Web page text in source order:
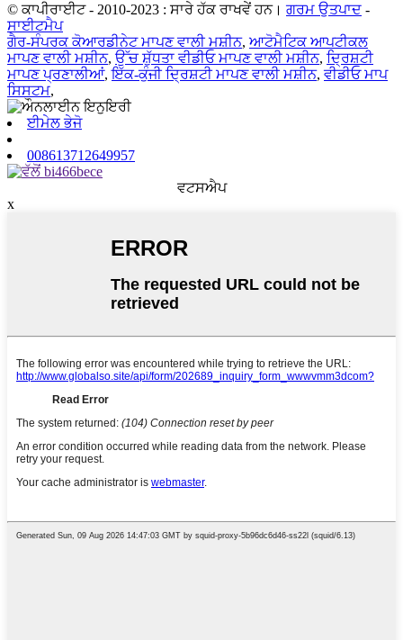
© ਕਾਪੀਰਾਈਟ - 2010-2023 : ਸਾਰੇ ਹੱਕ ਰਾਖਵੇਂ ਹਨ। ਗਰਮ ਉਤਪਾਦ -
ਸਾਈਟਮੈਪ
ਗੈਰ-ਸੰਪਰਕ ਕੋਆਰਡੀਨੇਟ ਮਾਪਣ ਵਾਲੀ ਮਸ਼ੀਨ, ਆਟੋਮੈਟਿਕ ਆਪਟੀਕਲ
ਮਾਪਣ ਵਾਲੀ ਮਸ਼ੀਨ, ਉੱਚ ਸ਼ੁੱਧਤਾ ਵੀਡੀਓ ਮਾਪਣ ਵਾਲੀ ਮਸ਼ੀਨ, ਦ੍ਰਿਸ਼ਟੀ
ਮਾਪਣ ਪ੍ਰਣਾਲੀਆਂ,ਇੱਕ-ਕੁੰਜੀ ਦ੍ਰਿਸ਼ਟੀ ਮਾਪਣ ਵਾਲੀ ਮਸ਼ੀਨ, ਵੀਡੀਓ ਮਾਪ
ਸਿਸਟਮ,
ਈਮੇਲ ਭੇਜੋ
008613712649957
ਵਟਸਐਪ
x